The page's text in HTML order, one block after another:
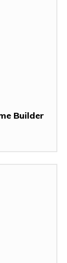
Builder